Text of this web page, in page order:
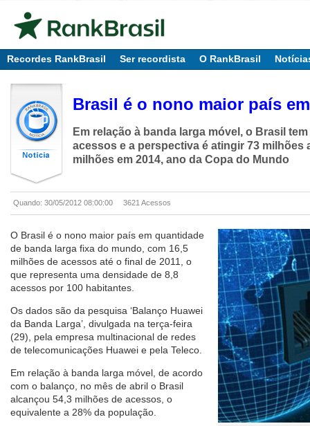
Recordes RankBrasil Ser recordista O RankBrasil
Brasil é o nono maior país
Em relação à banda larga móvel, o Brasil
acessos e a perspectiva é atingir 73 milhões
milhões em 2014, ano da Copa do Mundo
Quando: 30/05/2012 08:00:00 3621 Acessos
O Brasil é o nono maior país em quantidade
de banda larga fixa do mundo, com 16,5
milhões de acessos até o final de 2011, o
que representa uma densidade de 8,8
acessos por 100 habitantes.
Os dados são da pesquisa ‘Balanço Huawei
da Banda Larga’, divulgada na terça-feira
(29), pela empresa multinacional de redes
de telecomunicações Huawei e pela Teleco.
Em relação à banda larga móvel, de acordo
com o balanço, no mês de abril o Brasil
alcançou 54,3 milhões de acessos, o
equivalente a 28% da população.